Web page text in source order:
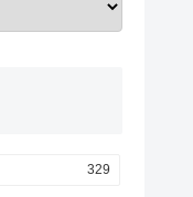
329